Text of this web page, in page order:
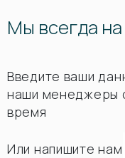
Мы всегда на
Введите ваши
наши менеджеры
время
Или напишите нам